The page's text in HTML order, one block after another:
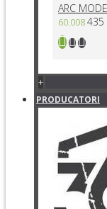
ARC
60.008435
+
PRODUCATORI